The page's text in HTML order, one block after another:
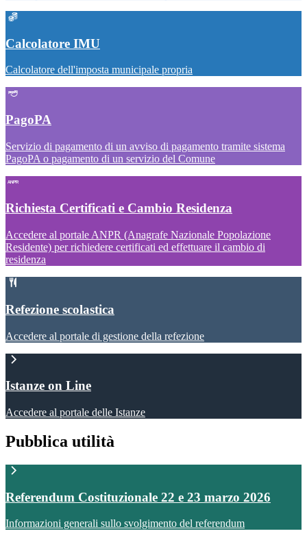
Calcolatore IMU
Calcolatore dell'imposta municipale propria
PagoPA
Servizio di pagamento di un avviso di pagamento tramite sistema
PagoPA o pagamento di un servizio del Comune
Richiesta Certificati e Cambio Residenza
Accedere al portale ANPR (Anagrafe Nazionale Popolazione
Residente) per richiedere certificati ed effettuare il cambio di
residenza
Refezione scolastica
Accedere al portale di gestione della refezione
Istanze on Line
Accedere al portale delle Istanze
Pubblica utilità
Referendum Costituzionale 22 e 23 marzo 2026
Informazioni generali sullo svolgimento del referendum